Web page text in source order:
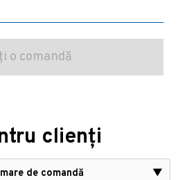
clienți
de comandă ▼